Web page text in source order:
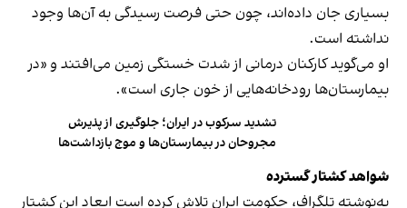
بسیاری جان داده‌اند، چون حتی فرصت رسیدگی به آن‌ها وجود
نداشته است.
او می‌گوید کارکنان درمانی از شدت خستگی زمین می‌افتند و «در
بیمارستان‌ها رودخانه‌هایی از خون جاری است».
تشدید سرکوب در ایران؛ جلوگیری از پذیرش
مجروحان در بیمارستان‌ها و موج بازداشت‌ها
شواهد کشتار گسترده
به‌نوشته تلگراف، حکومت ایران تلاش کرده است ابعاد این کشتار